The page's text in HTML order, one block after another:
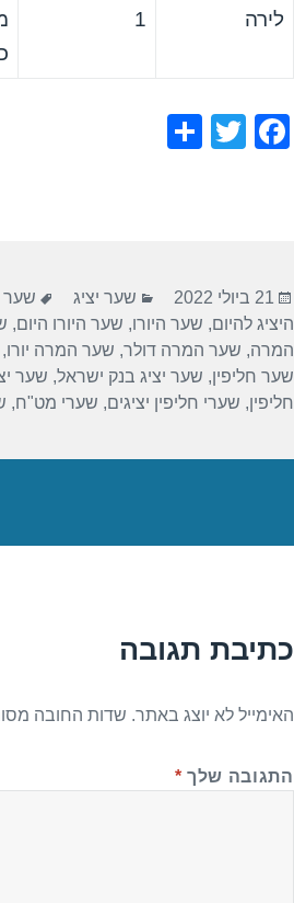
לירה 1
F
o
o
k
T
פורסם
בתאריך
21 ביולי 2022 קטגוריות
שער יציג שער
היציג להיום, שער היורו, שער היורו היום,
המרה, שער המרה דולר, שער המרה יורו,
שער חליפין, שער יציג בנק ישראל, שער
חליפין, שערי חליפין יציגים, שערי מט"ח,
כתיבת תגובה
האימייל לא יוצג באתר. שדות החובה
התגובה שלך *